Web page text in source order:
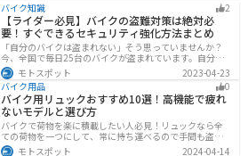
バイク知識 2
【ライダー必見】バイクの盗難対策は絶対必
要！すぐできるセキュリティ強化方法まとめ
「自分のバイクは盗まれない」そう思っていませんか？
今、全国で毎日25台のバイクが盗まれています。自分の
バイクは大丈夫という保証はどこにもありません。バイ
クの盗難対策の方法を理解して、自分のバイクは自分で
守りましょう。
モトスポット
2023-04-23
バイク用品
0
バイク用リュックおすすめ10選！高機能で疲れ
ないモデルと選び方
バイクで荷物を楽に積載したい人必見！リュックなら全
ての荷物を一つにして、常に持ち運べるので手間も盗ま
れる心配もありません。腰や肩の負担を軽減して通勤通
モトスポット
2024-04-14